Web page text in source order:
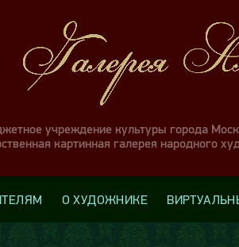
учреждение культуры города
картинная галерея народного
О ХУДОЖНИКЕ